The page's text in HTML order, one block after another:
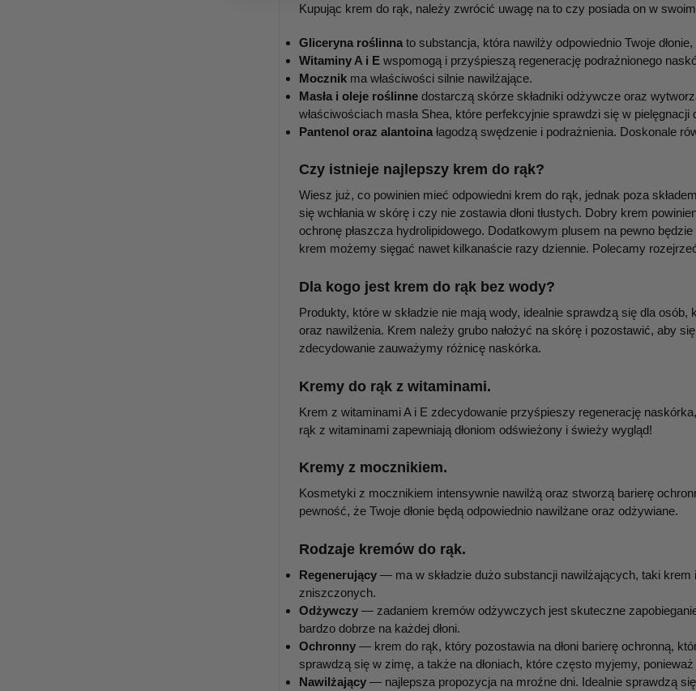
Kupując krem do rąk, należy zwrócić uwagę na to czy posiada on w
Gliceryna roślinnato substancja, która nawilży odpowiednio Twoje
Witaminy A i Ewspomogą i przyśpieszą regenerację podrażnionego
Mocznik ma właściwości silnie nawilżające.
Masła i oleje roślinnedostarczą skórze składniki odżywcze oraz
właściwościach masła Shea, które perfekcyjnie sprawdzi się w pielęgnacji
Pantenol oraz alantoinałagodzą swędzenie i podrażnienia. Doskonale
Czy istnieje najlepszy krem do rąk?
Wiesz już, co powinien mieć odpowiedni krem do rąk, jednak poza
się wchłania w skórę i czy nie zostawia dłoni tłustych. Dobry krem
ochronę płaszcza hydrolipidowego. Dodatkowym plusem na pewno
krem możemy sięgać nawet kilkanaście razy dziennie. Polecamy
Dla kogo jest krem do rąk bez wody?
Produkty, które w składzie nie mają wody, idealnie sprawdzą się dla
oraz nawilżenia. Krem należy grubo nałożyć na skórę i pozostawić, aby
zdecydowanie zauważymy różnicę naskórka.
Kremy do rąk z witaminami.
Krem z witaminami A i E zdecydowanie przyśpieszy regenerację
rąk z witaminami zapewniają dłoniom odświeżony i świeży wygląd!
Kremy z mocznikiem.
Kosmetyki z mocznikiem intensywnie nawilżą oraz stworzą barierę
pewność, że Twoje dłonie będą odpowiednio nawilżane oraz odżywiane.
Rodzaje kremów do rąk.
Regenerujący — ma w składzie dużo substancji nawilżających, taki krem
zniszczonych.
Odżywczy — zadaniem kremów odżywczych jest skuteczne
bardzo dobrze na każdej dłoni.
Ochronny — krem do rąk, który pozostawia na dłoni barierę ochronną,
sprawdzą się w zimę, a także na dłoniach, które często myjemy,
Nawilżający— najlepsza propozycja na mroźne dni. Idealnie sprawdzą